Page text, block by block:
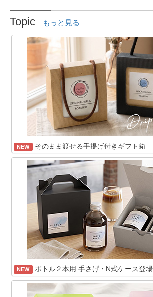
Topic もっと見る
NEW そのまま渡せる手提げ付きギフト箱
NEW ボトル２本用 手さげ・N式ケース登場